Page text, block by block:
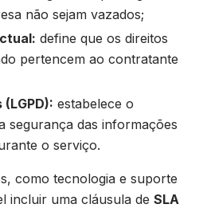
não sejam vazados;
define que os direitos
pertencem ao contratante
estabelece o
segurança das informações
o serviço.
como tecnologia e suporte
incluir uma cláusula de SLA